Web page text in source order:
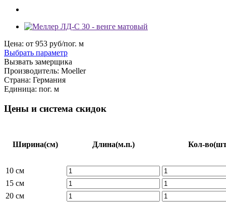
Цена: от 953 руб/пог. м
Выбрать параметр
Вызвать замерщика
Производитель: Moeller
Страна: Германия
Единица: пог. м
Цены и система скидок
Ширина(см) Длина(м.п.) Кол-во
10 см
15 см
20 см